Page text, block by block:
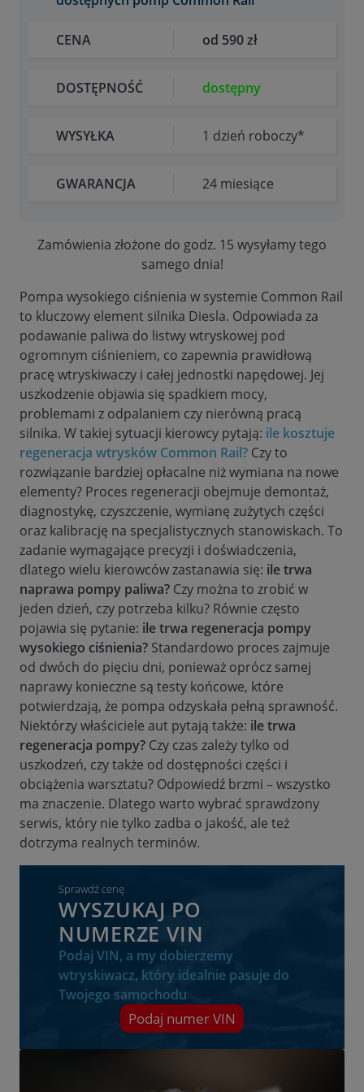
CENA od 590 zł
DOSTĘPNOŚĆ dostępny
WYSYŁKA 1 dzień roboczy*
GWARANCJA 24 miesiące
Zamówienia złożone do godz. 15 wysyłamy tego
samego dnia!
Pompa wysokiego ciśnienia w systemie Common Rail
to kluczowy element silnika Diesla. Odpowiada za
podawanie paliwa do listwy wtryskowej pod
ogromnym ciśnieniem, co zapewnia prawidłową
pracę wtryskiwaczy i całej jednostki napędowej. Jej
uszkodzenie objawia się spadkiem mocy,
problemami z odpalaniem czy nierówną pracą
silnika. W takiej sytuacji kierowcy pytają: ile kosztuje
regeneracja wtrysków Common Rail? Czy to
rozwiązanie bardziej opłacalne niż wymiana na nowe
elementy? Proces regeneracji obejmuje demontaż,
diagnostykę, czyszczenie, wymianę zużytych części
oraz kalibrację na specjalistycznych stanowiskach. To
zadanie wymagające precyzji i doświadczenia,
dlatego wielu kierowców zastanawia się: ile trwa
naprawa pompy paliwa? Czy można to zrobić w
jeden dzień, czy potrzeba kilku? Równie często
pojawia się pytanie: ile trwa regeneracja pompy
wysokiego ciśnienia? Standardowo proces zajmuje
od dwóch do pięciu dni, ponieważ oprócz samej
naprawy konieczne są testy końcowe, które
potwierdzają, że pompa odzyskała pełną sprawność.
Niektórzy właściciele aut pytają także: ile trwa
regeneracja pompy? Czy czas zależy tylko od
uszkodzeń, czy także od dostępności części i
obciążenia warsztatu? Odpowiedź brzmi – wszystko
ma znaczenie. Dlatego warto wybrać sprawdzony
serwis, który nie tylko zadba o jakość, ale też
dotrzyma realnych terminów.
Sprawdź cenę
WYSZUKAJ PO
NUMERZE VIN
Podaj VIN, a my dobierzemy
wtryskiwacz, który idealnie pasuje do
Twojego samochodu
Podaj numer VIN